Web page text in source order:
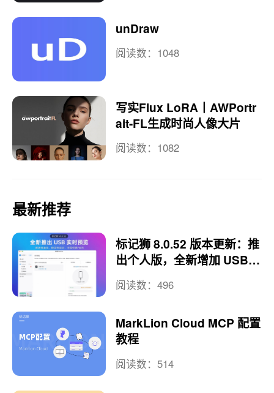
unDraw
阅读数：1048
写实Flux LoRA丨AWPortr
ait-FL生成时尚人像大片
阅读数：1082
最新推荐
标记狮 8.0.52 版本更新：推
出个人版，全新增加 USB
实时预览
阅读数：496
MarkLion Cloud MCP 配置
教程
阅读数：514